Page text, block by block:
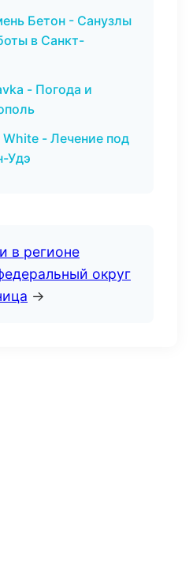
Бетон - Санузлы
в Санкт-
- Погода и
- Лечение под
Удэ
в регионе
округ
→